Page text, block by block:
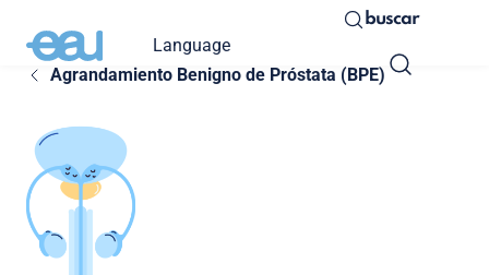
Language
buscar
Agrandamiento Benigno de Próstata (BPE)